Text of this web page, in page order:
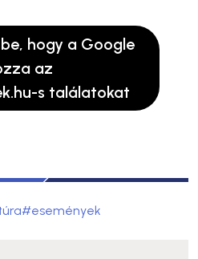
hogy a Google
az
s találatokat
#események